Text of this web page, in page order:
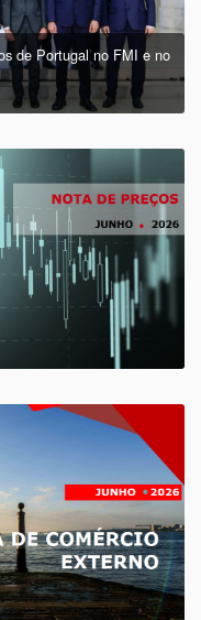
de Portugal no FMI e no